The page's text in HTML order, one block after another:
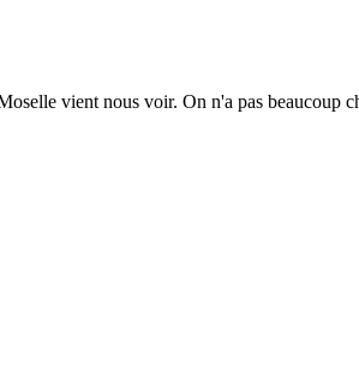
vient nous voir. On n'a pas beaucoup